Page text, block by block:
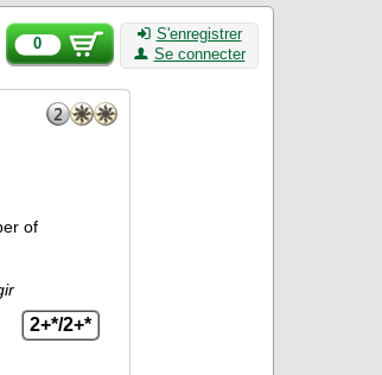
0
S'enregistrer
Se connecter
of
2+*/2+*